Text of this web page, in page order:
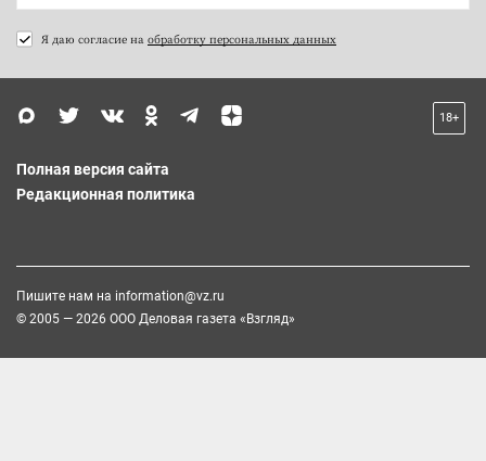
Я даю согласие на обработку персональных данных
18+
Полная версия сайта
Редакционная политика
Пишите нам на information@vz.ru
© 2005 — 2026 ООО Деловая газета «Взгляд»